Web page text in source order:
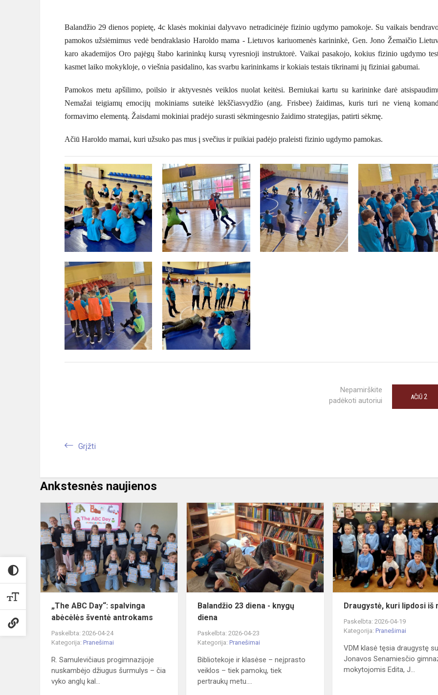
Balandžio 29 dienos popietę, 4c klasės mokiniai dalyvavo netradicinėje fizinio ugdymo pamokoje. Su vaikais
pamokos užsiėmimus vedė bendraklasio Haroldo mama - Lietuvos kariuomenės karininkė, Gen. Jono Žemaičio
karo akademijos Oro pajėgų štabo karininkų kursų vyresnioji instruktorė. Vaikai pasakojo, kokius fizinio ugdymo
kasmet laiko mokykloje, o viešnia pasidalino, kas svarbu karininkams ir kokiais testais tikrinami jų fiziniai gabumai.
Pamokos metu apšilimo, poilsio ir aktyvesnės veiklos nuolat keitėsi. Berniukai kartu su karininke darė
Nemažai teigiamų emocijų mokiniams suteikė lėkščiasvydžio (ang. Frisbee) žaidimas, kuris turi ne vieną
formavimo elementą. Žaisdami mokiniai pradėjo surasti sėkmingesnio žaidimo strategijas, patirti sėkmę.
Ačiū Haroldo mamai, kuri užsuko pas mus į svečius ir puikiai padėjo praleisti fizinio ugdymo pamokas.
Nepamirškite
padėkoti autoriui
AČIŪ 2
Grįžti
Ankstesnės naujienos
„The
ABC
Day“:
spalvinga
abėcėlės
šventė
antrokams
„The ABC Day“: spalvinga
abėcėlės šventė antrokams
Paskelbta: 2026-04-24
Kategorija: Pranešimai
R. Samulevičiaus progimnazijoje
nuskambėjo džiugus šurmulys – čia
vyko anglų kal...
Balandžio
23
diena
-
knygų
diena
Balandžio 23 diena - knygų
diena
Paskelbta: 2026-04-23
Kategorija:Pranešimai
Bibliotekoje ir klasėse – neįprasto
veiklos – tiek pamokų, tiek
pertraukų metu....
Draugystė, kuri lipdosi iš
Paskelbta: 2026-04-19
Kategorija:Pranešimai
VDM klasė tęsia draugystę su
Jonavos Senamiesčio
mokytojomis Edita, J...